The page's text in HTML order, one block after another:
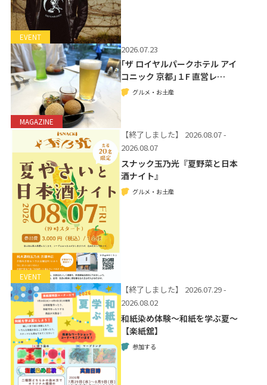
EVENT
MAGAZINE
2026.07.23
｢ザ ロイヤルパークホテル アイ
コニック 京都｣１F 直営レ…
グルメ・お土産
EVENT
【終了しました】
2026.08.07 -
2026.08.07
スナック玉乃光『夏野菜と日本
酒ナイト』
グルメ・お土産
【終了しました】
2026.07.29 -
2026.08.02
和紙染め体験～和紙を学ぶ夏～
【楽紙舘】
参加する